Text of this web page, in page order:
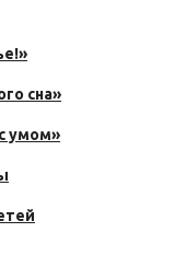
сна»
умом»